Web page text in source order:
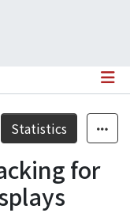
Statistics
for